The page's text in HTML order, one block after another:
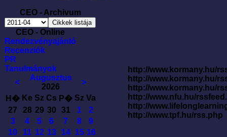
CEO - Archivum
CEO - Online
Rendezvényajánló
Recenziók
PR
Tanulmányok
<
Augusztus
2026
>
H� Ke Sz Cs P� Sz Va
27
28 29 30 31 1
2
3
4 5 6 7 8
9
10
11 12 13 14 15 16
http://www.kormany.hu/
http://www.kormany.hu/
http://www.kormany.hu/
http://www.nfu.hu/
http://
http://www.tpf.hu/rss.php